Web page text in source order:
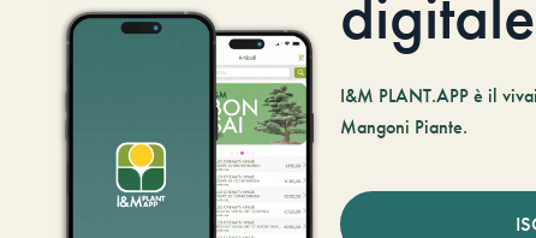
I&M PLANT.APP è il
Mangoni Piante.